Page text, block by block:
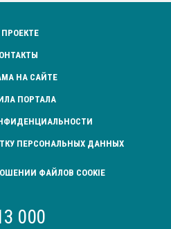
ПРОЕКТЕ
НА САЙТЕ
ПОРТАЛА
ПЕРСОНАЛЬНЫХ ДАННЫХ
ФАЙЛОВ COOKIE
000